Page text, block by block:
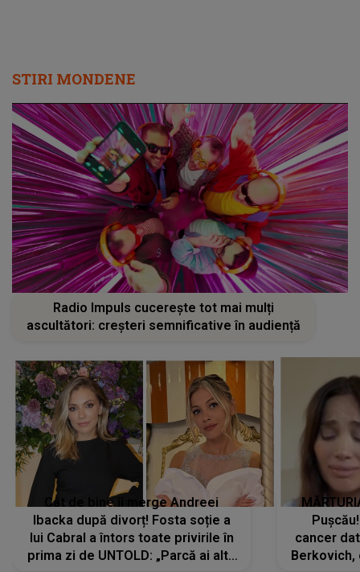
STIRI MONDENE
Radio Impuls cucerește tot mai mulți
ascultători: creșteri semnificative în audiență
Cât de bine îi merge Andreei
Ibacka după divorț! Fosta soție a
lui Cabral a întors toate privirile în
prima zi de UNTOLD: „Parcă ai altă
cancer
Berkovich,